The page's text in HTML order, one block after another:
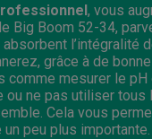
, vous
Big Boom 52-34,
l’intégralité
grâce à de
comme mesurer le pH
ou ne pas utiliser tous
Cela vous
peu plus importante.